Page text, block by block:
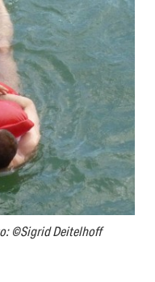
©Sigrid Deitelhoff